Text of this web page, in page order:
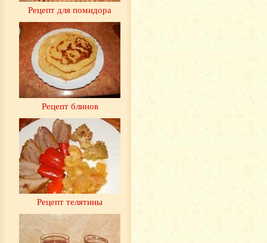
Рецепт для помидора
Рецепт блинов
Рецепт телятины